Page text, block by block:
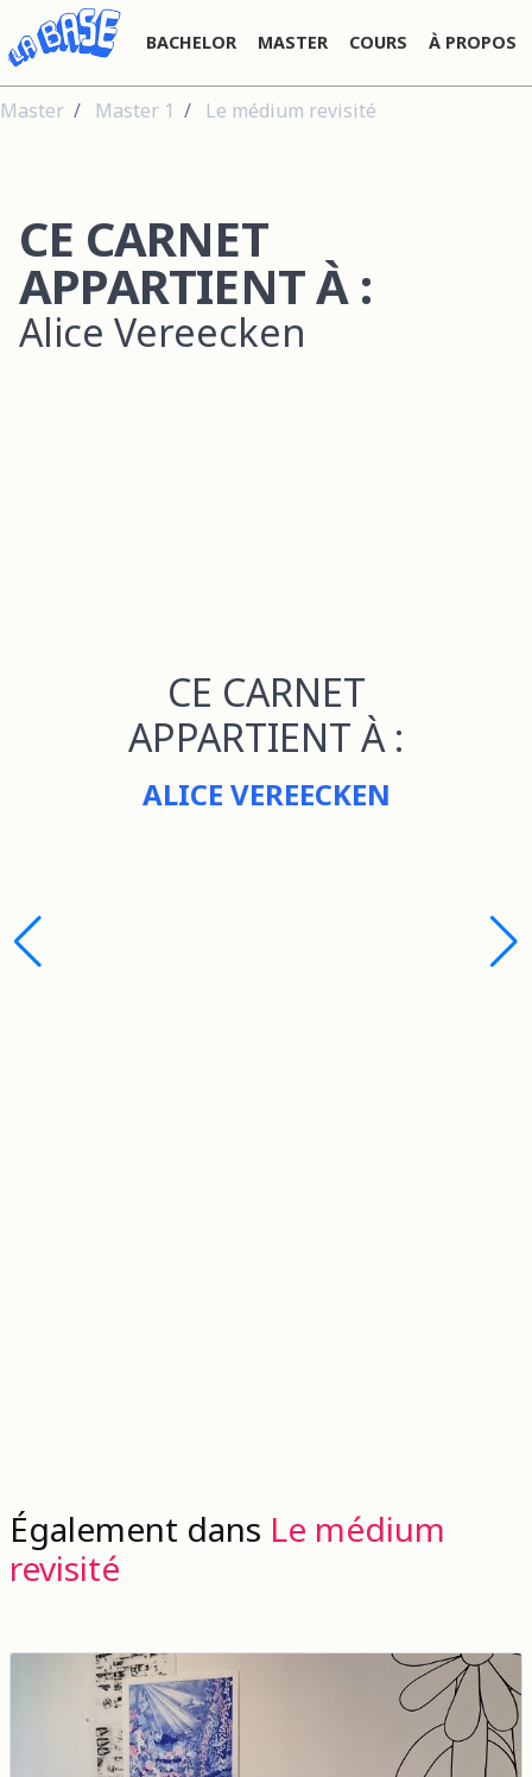
BACHELOR MASTER COURS À PROPOS
Master Master 1 Le médium revisité
CE CARNET
APPARTIENT À :
Alice Vereecken
CE CARNET
APPARTIENT À :
ALICE VEREECKEN
Également dans Le médium
revisité